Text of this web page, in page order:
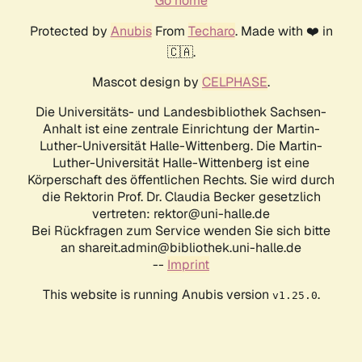
Protected by AnubisFrom Techaro. Made with ❤️ in
🇨🇦.
Mascot design by CELPHASE.
Die Universitäts- und Landesbibliothek Sachsen-
Anhalt ist eine zentrale Einrichtung der Martin-
Luther-Universität Halle-Wittenberg. Die Martin-
Luther-Universität Halle-Wittenberg ist eine
Körperschaft des öffentlichen Rechts. Sie wird durch
die Rektorin Prof. Dr. Claudia Becker gesetzlich
vertreten: rektor@uni-halle.de
Bei Rückfragen zum Service wenden Sie sich bitte
an shareit.admin@bibliothek.uni-halle.de
-- Imprint
This website is running Anubis version v1.25.0.